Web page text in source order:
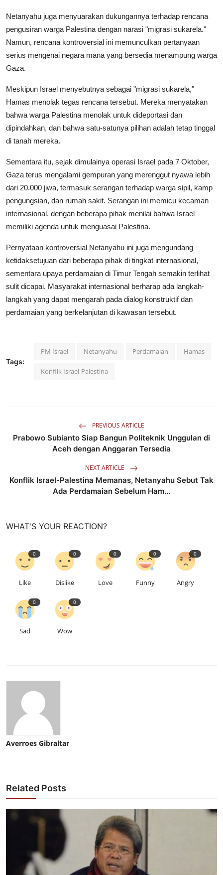
Netanyahu juga menyuarakan dukungannya terhadap rencana
pengusiran warga Palestina dengan narasi "migrasi sukarela."
Namun, rencana kontroversial ini memunculkan pertanyaan
serius mengenai negara mana yang bersedia menampung warga
Gaza.
Meskipun Israel menyebutnya sebagai "migrasi sukarela,"
Hamas menolak tegas rencana tersebut. Mereka menyatakan
bahwa warga Palestina menolak untuk dideportasi dan
dipindahkan, dan bahwa satu-satunya pilihan adalah tetap tinggal
di tanah mereka.
Sementara itu, sejak dimulainya operasi Israel pada 7 Oktober,
Gaza terus mengalami gempuran yang merenggut nyawa lebih
dari 20.000 jiwa, termasuk serangan terhadap warga sipil, kamp
pengungsian, dan rumah sakit. Serangan ini memicu kecaman
internasional, dengan beberapa pihak menilai bahwa Israel
memiliki agenda untuk menguasai Palestina.
Pernyataan kontroversial Netanyahu ini juga mengundang
ketidaksetujuan dari beberapa pihak di tingkat internasional,
sementara upaya perdamaian di Timur Tengah semakin terlihat
sulit dicapai. Masyarakat internasional berharap ada langkah-
langkah yang dapat mengarah pada dialog konstruktif dan
perdamaian yang berkelanjutan di kawasan tersebut.
Tags:
PM Israel Netanyahu Perdamaian Hamas
Konflik Israel-Palestina
PREVIOUS ARTICLE
Prabowo Subianto Siap Bangun Politeknik Unggulan di
Aceh dengan Anggaran Tersedia
NEXT ARTICLE
Konflik Israel-Palestina Memanas, Netanyahu Sebut Tak
Ada Perdamaian Sebelum Ham...
WHAT'S YOUR REACTION?
0
Like
0
Dislike
0
Love
0
Funny
0
Angry
0
Sad
0
Wow
Averroes Gibraltar
Related Posts